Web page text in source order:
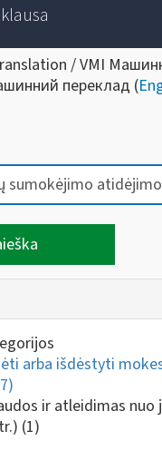
/ VMI
переклад (
arba išdėstyti
ir atleidimas nuo
(1)